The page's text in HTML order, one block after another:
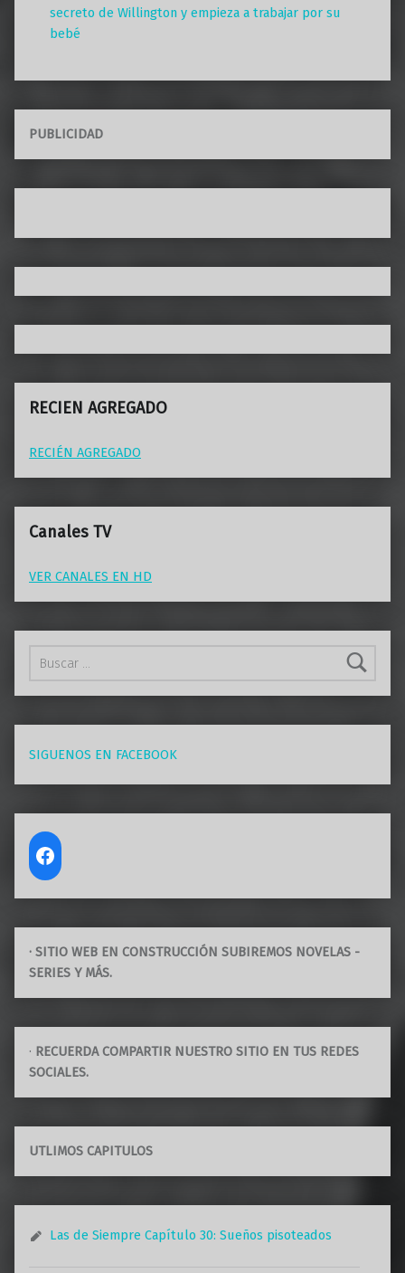
secreto de Willington y empieza a trabajar por su
bebé
PUBLICIDAD
RECIEN AGREGADO
RECIÉN AGREGADO
Canales TV
VER CANALES EN HD
SIGUENOS EN FACEBOOK
· SITIO WEB EN CONSTRUCCIÓN SUBIREMOS NOVELAS -
SERIES Y MÁS.
· RECUERDA COMPARTIR NUESTRO SITIO EN TUS REDES
SOCIALES.
UTLIMOS CAPITULOS
Las de Siempre Capítulo 30: Sueños pisoteados